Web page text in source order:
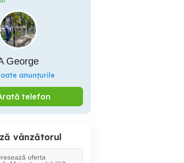
George
anunțurile
telefon
vânzătorul